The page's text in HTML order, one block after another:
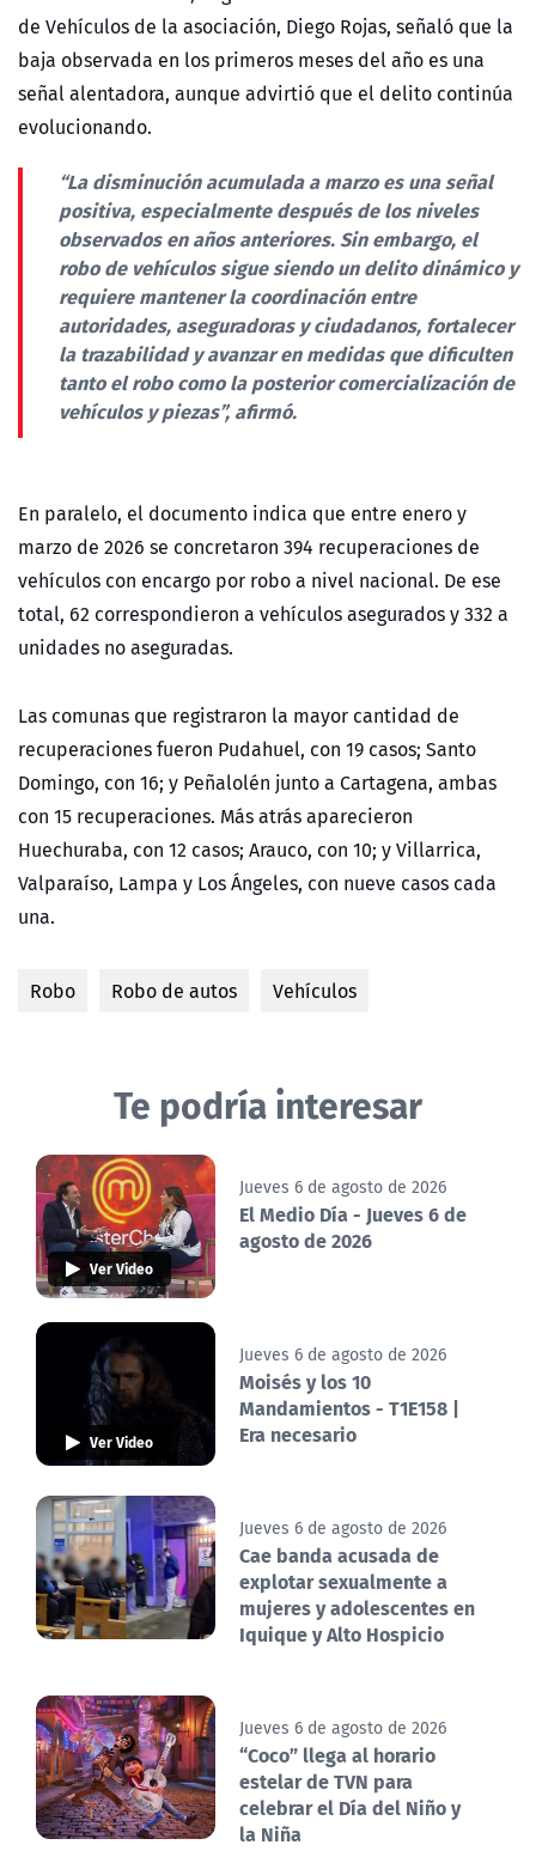
de Vehículos de la asociación, Diego Rojas, señaló que la
baja observada en los primeros meses del año es una
señal alentadora, aunque advirtió que el delito continúa
evolucionando.
“La disminución acumulada a marzo es una señal
positiva, especialmente después de los niveles
observados en años anteriores. Sin embargo, el
robo de vehículos sigue siendo un delito dinámico y
requiere mantener la coordinación entre
autoridades, aseguradoras y ciudadanos, fortalecer
la trazabilidad y avanzar en medidas que dificulten
tanto el robo como la posterior comercialización de
vehículos y piezas”, afirmó.
En paralelo, el documento indica que entre enero y
marzo de 2026 se concretaron 394 recuperaciones de
vehículos con encargo por robo a nivel nacional. De ese
total, 62 correspondieron a vehículos asegurados y 332 a
unidades no aseguradas.
Las comunas que registraron la mayor cantidad de
recuperaciones fueron Pudahuel, con 19 casos; Santo
Domingo, con 16; y Peñalolén junto a Cartagena, ambas
con 15 recuperaciones. Más atrás aparecieron
Huechuraba, con 12 casos; Arauco, con 10; y Villarrica,
Valparaíso, Lampa y Los Ángeles, con nueve casos cada
una.
Robo Robo de autos Vehículos
Te podría interesar
Ver Video
Jueves 6 de agosto de 2026
El Medio Día - Jueves 6 de
agosto de 2026
Ver Video
Jueves 6 de agosto de 2026
Moisés y los 10
Mandamientos - T1E158 |
Era necesario
Jueves 6 de agosto de 2026
Cae banda acusada de
explotar sexualmente a
mujeres y adolescentes en
Iquique y Alto Hospicio
Jueves 6 de agosto de 2026
“Coco” llega al horario
estelar de TVN para
celebrar el Día del Niño y
la Niña